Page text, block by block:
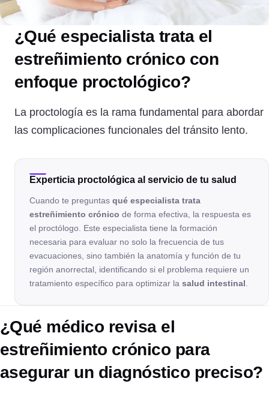
¿Qué especialista trata el
estreñimiento crónico con
enfoque proctológico?
La proctología es la rama fundamental para abordar
las complicaciones funcionales del tránsito lento.
Experticia proctológica al servicio de tu salud
Cuando te preguntas qué especialista trata
estreñimiento crónico de forma efectiva, la respuesta es
el proctólogo. Este especialista tiene la formación
necesaria para evaluar no solo la frecuencia de tus
evacuaciones, sino también la anatomía y función de tu
región anorrectal, identificando si el problema requiere un
tratamiento específico para optimizar la salud intestinal
¿Qué médico revisa el
estreñimiento crónico para
asegurar un diagnóstico preciso?